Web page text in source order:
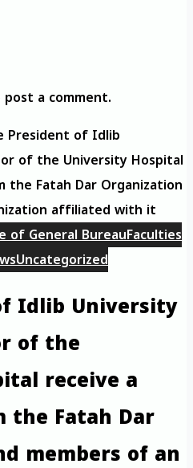
a comment.
President of Idlib
of the University Hospital
Fatah Dar Organization
affiliated with it
of General BureauFaculties
Uncategorized
Idlib University
of the
receive a
the Fatah Dar
members of an